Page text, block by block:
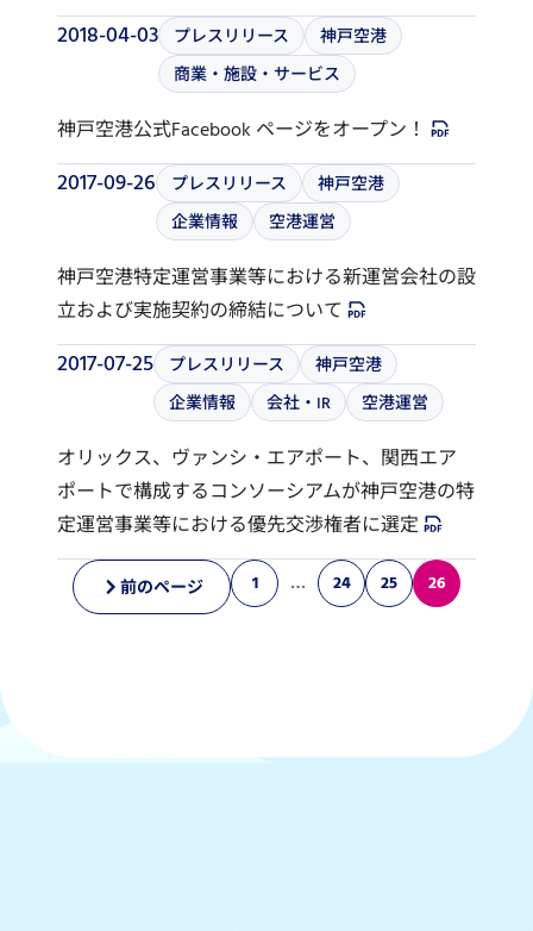
2018-04-03 プレスリリース
神戸空港
商業・施設・サービス
神戸空港公式Facebook ページをオープン！
2017-09-26 プレスリリース
神戸空港
企業情報
空港運営
神戸空港特定運営事業等における新運営会社の設
立および実施契約の締結について
2017-07-25 プレスリリース
神戸空港
企業情報
会社・IR 空港運営
オリックス、ヴァンシ・エアポート、関西エア
ポートで構成するコンソーシアムが神戸空港の特
定運営事業等における優先交渉権者に選定
前のページ 1 … 24 25 26